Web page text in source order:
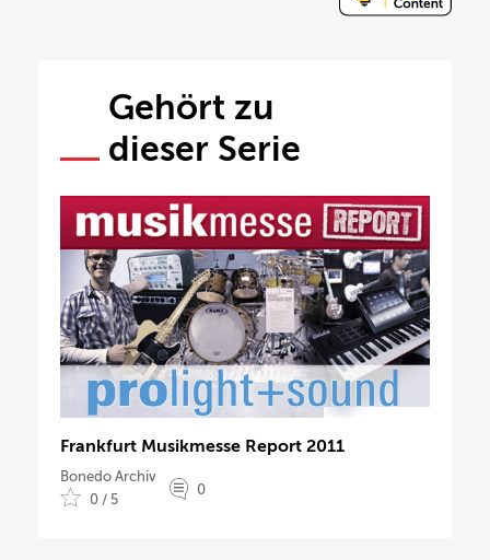
Gehört zu
dieser Serie
Frankfurt Musikmesse Report 2011
Bonedo Archiv
0 / 5
0